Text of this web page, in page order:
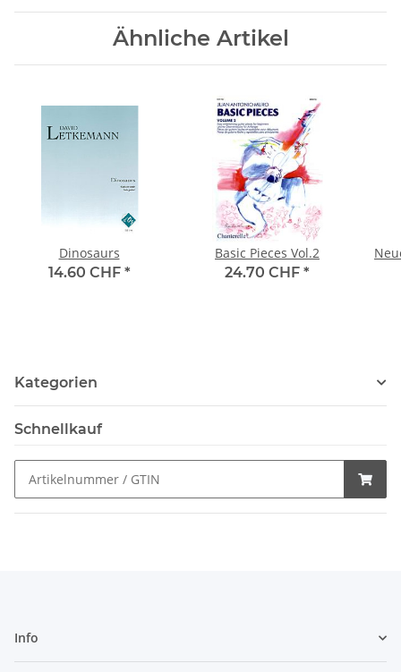
Ähnliche Artikel
Dinosaurs
14.60 CHF *
Basic Pieces Vol.2
24.70 CHF *
Kategorien
Schnellkauf
Info